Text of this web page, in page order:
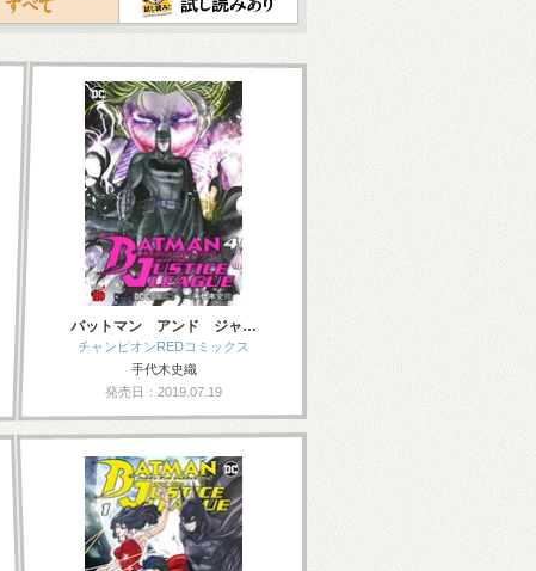
バットマン アンド ジャ…
チャンピオンREDコミックス
手代木史織
発売日：2019.07.19